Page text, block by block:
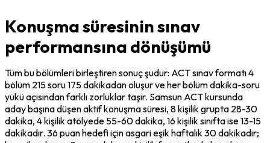
Konuşma süresinin sınav
performansına dönüşümü
Tüm bu bölümleri birleştiren sonuç şudur: ACT sınav formatı 4
bölüm 215 soru 175 dakikadan oluşur ve her bölüm dakika-soru
yükü açısından farklı zorluklar taşır. Samsun ACT kursunda
aday başına düşen aktif konuşma süresi, 8 kişilik grupta 28-30
dakika, 4 kişilik atölyede 55-60 dakika, 16 kişilik sınıfta ise 13-15
dakikadır. 36 puan hedefi için asgari eşik haftalık 30 dakikadır;